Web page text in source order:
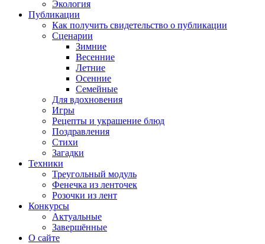
Экология
Публикации
Как получить свидетельство о публикации
Сценарии
Зимние
Весенние
Летние
Осенние
Семейные
Для вдохновения
Игры
Рецепты и украшение блюд
Поздравления
Стихи
Загадки
Техники
Треугольный модуль
Фенечка из ленточек
Розочки из лент
Конкурсы
Актуальные
Завершённые
О сайте